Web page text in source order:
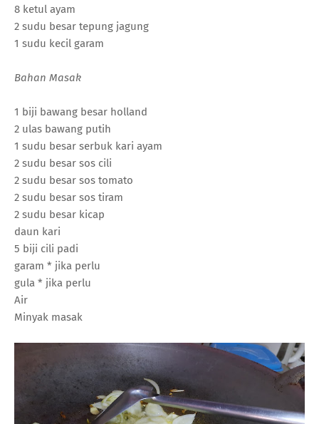
8 ketul ayam
2 sudu besar tepung jagung
1 sudu kecil garam
Bahan Masak
1 biji bawang besar holland
2 ulas bawang putih
1 sudu besar serbuk kari ayam
2 sudu besar sos cili
2 sudu besar sos tomato
2 sudu besar sos tiram
2 sudu besar kicap
daun kari
5 biji cili padi
garam * jika perlu
gula * jika perlu
Air
Minyak masak